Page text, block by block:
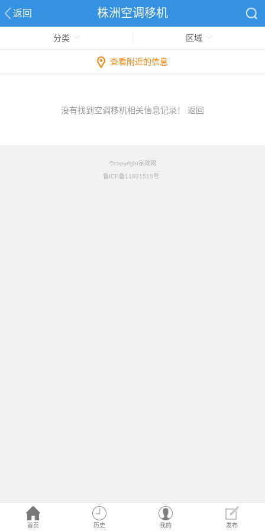
返回 株洲空调移机
首页 历史 我的 发布
分类 区域
查看附近的信息
没有找到空调移机相关信息记录！ 返回
©copyright家政网
鲁ICP备11031510号